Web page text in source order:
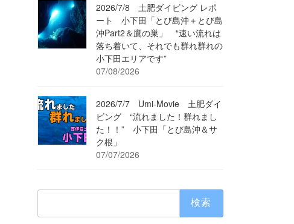
2026/7/8 土肥ダイビング レポ
ート 小下田「とび島沖＋とび島
沖Part2＆鷹の巣」 “速い流れは
落ち着いて、それでも群れ群れの
小下田エリアです”
07/08/2026
2026/7/7 Umi-Movie 土肥ダイ
ビング “流れました！群れまし
た！！” 小下田「とび島沖＆サ
ク根」
07/07/2026